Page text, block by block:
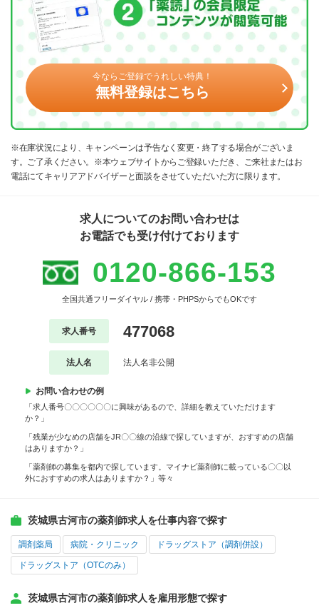
今ならご登録でうれしい特典！
無料登録はこちら
※在庫状況により、キャンペーンは予告なく変更・終了する場合がございま
す。ご了承ください。※本ウェブサイトからご登録いただき、ご来社またはお
電話にてキャリアアドバイザーと面談をさせていただいた方に限ります。
求人についてのお問い合わせは
お電話でも受け付けております
0120-866-153
全国共通フリーダイヤル / 携帯・PHPSからでもOKです
求人番号 477068
法人名 法人名非公開
お問い合わせの例
「求人番号〇〇〇〇〇〇に興味があるので、詳細を教えていただけます
か？」
「残業が少なめの店舗をJR〇〇線の沿線で探していますが、おすすめの店舗
はありますか？」
「薬剤師の募集を都内で探しています。マイナビ薬剤師に載っている〇〇以
外におすすめの求人はありますか？」等々
茨城県古河市の薬剤師求人を仕事内容で探す
調剤薬局 病院・クリニック ドラッグストア（調剤併設）
ドラッグストア（OTCのみ）
茨城県古河市の薬剤師求人を雇用形態で探す